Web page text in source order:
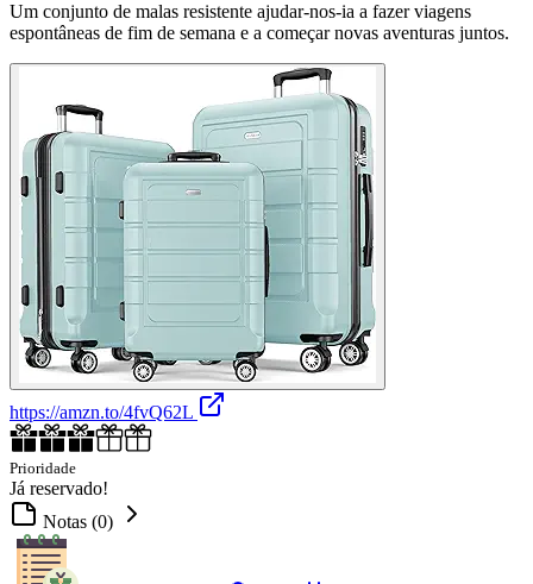
Um conjunto de malas resistente ajudar-nos-ia a fazer viagens
espontâneas de fim de semana e a começar novas aventuras juntos.
https://amzn.to/4fvQ62L
Prioridade
Já reservado!
Notas (0)